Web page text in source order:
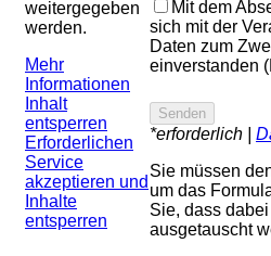
weitergegeben
werden.
Mehr
Informationen
Inhalt
entsperren
Erforderlichen
Service
akzeptieren und
Inhalte
entsperren
Mit dem
sich mit der
Daten zum
einverstanden
*erforderlich |
Sie müssen
um das
Sie, dass
ausgetauscht